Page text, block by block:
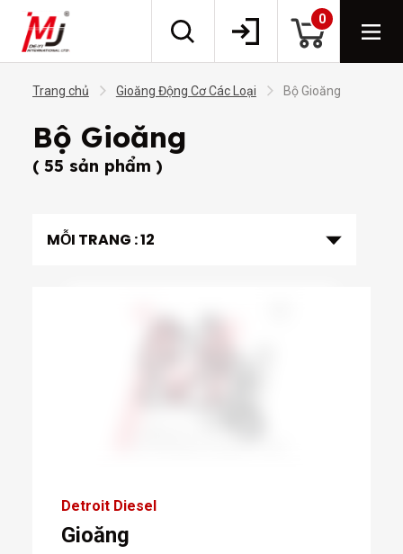
0
Trang chủ Gioăng Động Cơ Các Loại Bộ Gioăng
Bộ Gioăng
( 55 sản phẩm )
MỖI TRANG :12
Detroit Diesel
Gioăng